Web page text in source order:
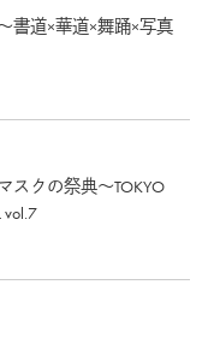
書道×華道×舞踊×写真
スクの祭典～TOKYO
vol.7